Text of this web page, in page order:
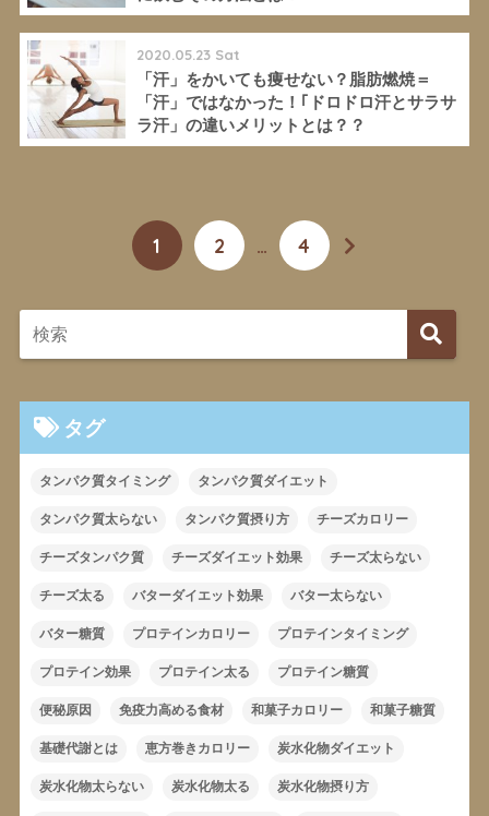
2020.05.23 Sat
「汗」をかいても痩せない？脂肪燃焼＝
「汗」ではなかった！｢ドロドロ汗とサラサ
ラ汗」の違いメリットとは？？
1 2 … 4
タグ
タンパク質タイミング タンパク質ダイエット
タンパク質太らない タンパク質摂り方 チーズカロリー
チーズタンパク質 チーズダイエット効果 チーズ太らない
チーズ太る バターダイエット効果 バター太らない
バター糖質 プロテインカロリー プロテインタイミング
プロテイン効果 プロテイン太る プロテイン糖質
便秘原因 免疫力高める食材 和菓子カロリー 和菓子糖質
基礎代謝とは 恵方巻きカロリー 炭水化物ダイエット
炭水化物太らない 炭水化物太る 炭水化物摂り方